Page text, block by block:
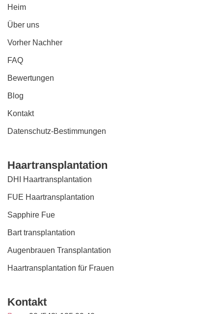
Heim
Über uns
Vorher Nachher
FAQ
Bewertungen
Blog
Kontakt
Datenschutz-Bestimmungen
Haartransplantation
DHI Haartransplantation
FUE Haartransplantation
Sapphire Fue
Bart transplantation
Augenbrauen Transplantation
Haartransplantation für Frauen
Kontakt